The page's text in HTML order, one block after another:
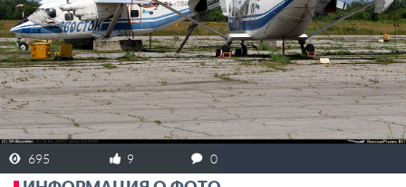
ЗАРЕГИСТРИРОВАТЬСЯ
695 9 0